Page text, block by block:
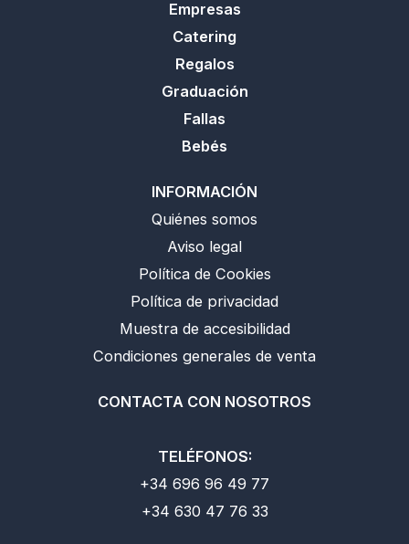
Empresas
Catering
Regalos
Graduación
Fallas
Bebés
INFORMACIÓN
Quiénes somos
Aviso legal
Política de Cookies
Política de privacidad
Muestra de accesibilidad
Condiciones generales de venta
CONTACTA CON NOSOTROS
TELÉFONOS:
+34 696 96 49 77
+34 630 47 76 33